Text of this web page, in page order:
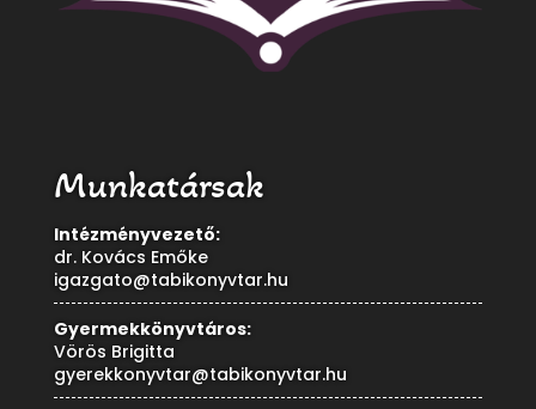
Munkatársak
Intézményvezető:
dr. Kovács Emőke
igazgato@tabikonyvtar.hu
Gyermekkönyvtáros:
Vörös Brigitta
gyerekkonyvtar@tabikonyvtar.hu